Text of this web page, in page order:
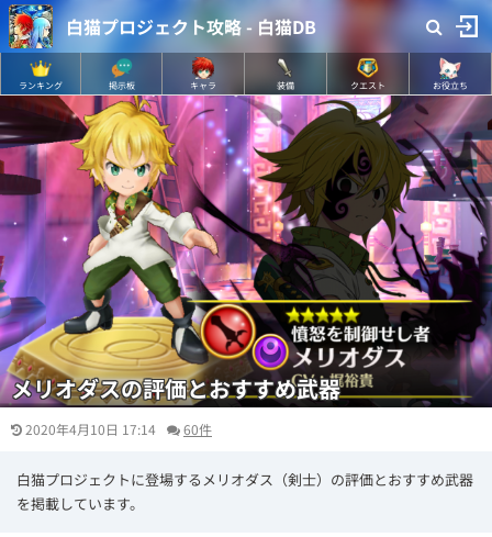
白猫プロジェクト攻略 - 白猫DB
ランキング 掲示板 キャラ 装備 クエスト お役立ち
メリオダスの評価とおすすめ武器
2020年4月10日 17:14 60件
白猫プロジェクトに登場するメリオダス（剣士）の評価とおすすめ武器
を掲載しています。